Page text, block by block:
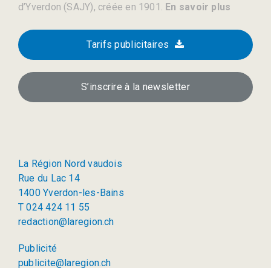
d’Yverdon (SAJY), créée en 1901. En savoir plus
Tarifs publicitaires
S’inscrire à la newsletter
La Région Nord vaudois
Rue du Lac 14
1400 Yverdon-les-Bains
T 024 424 11 55
redaction@laregion.ch
Publicité
publicite@laregion.ch